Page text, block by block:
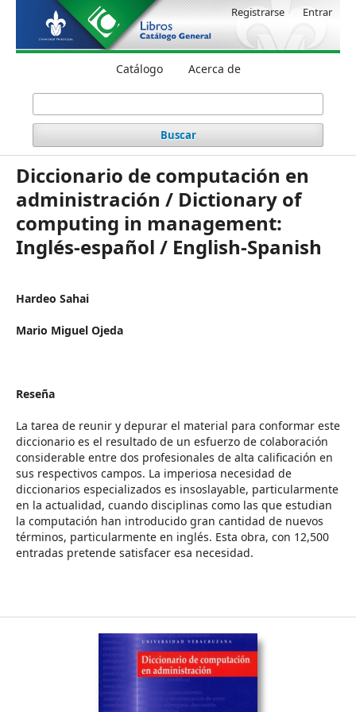
Catálogo Acerca de
Buscar
Registrarse Entrar
Diccionario de computación en
administración / Dictionary of
computing in management:
Inglés-español / English-Spanish
Hardeo Sahai
Mario Miguel Ojeda
Reseña
La tarea de reunir y depurar el material para conformar este
diccionario es el resultado de un esfuerzo de colaboración
considerable entre dos profesionales de alta calificación en
sus respectivos campos. La imperiosa necesidad de
diccionarios especializados es insoslayable, particularmente
en la actualidad, cuando disciplinas como las que estudian
la computación han introducido gran cantidad de nuevos
términos, particularmente en inglés. Esta obra, con 12,500
entradas pretende satisfacer esa necesidad.